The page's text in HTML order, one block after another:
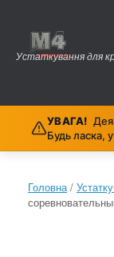
content
Устаткування для
УВАГА!
Будь ласка,
Головна/